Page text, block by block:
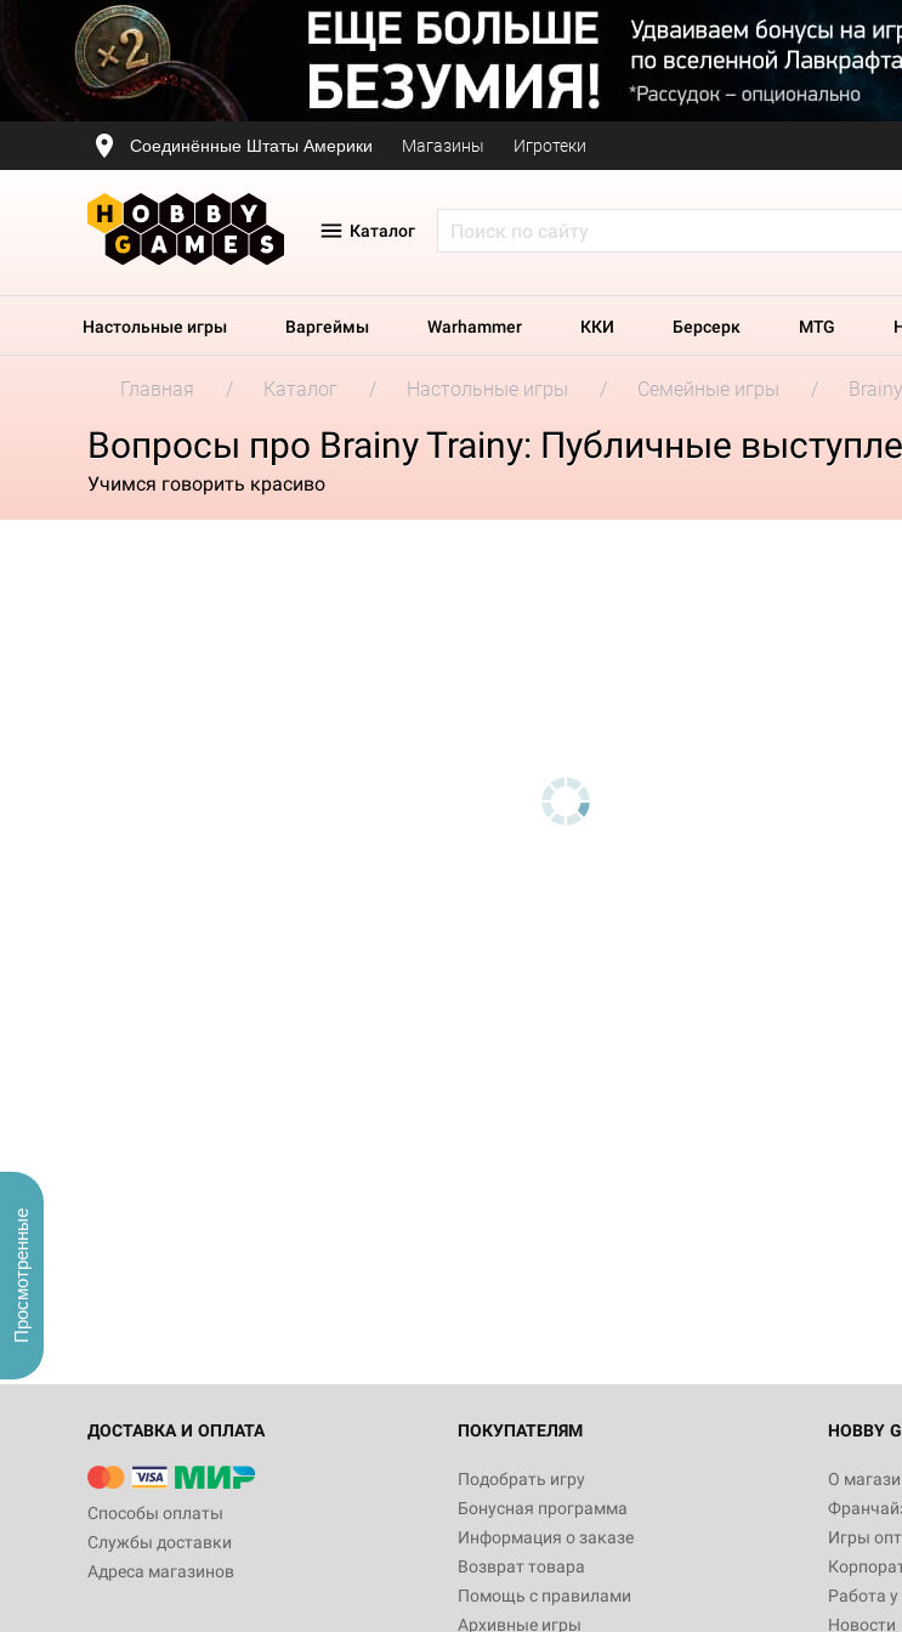
Соединённые Штаты Америки Магазины Игротеки
Каталог
Настольные игры Варгеймы Warhammer ККИ Берсерк MTG
Главная Каталог Настольные игры Семейные игры
Вопросы про Brainy Trainy: Публичные
Учимся говорить красиво
ДОСТАВКА И ОПЛАТА
Способы оплаты
Службы доставки
Адреса магазинов
ПОКУПАТЕЛЯМ
Подобрать игру
Бонусная программа
Информация о заказе
Возврат товара
Помощь с правилами
Архивные игры
HOBBY
О
Игры
Работа у
Новости
Просмотренные
Белая
12
3 490